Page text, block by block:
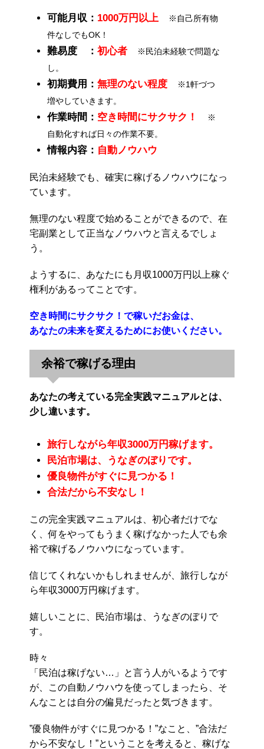
可能月収： 1000万円以上
※自己所有物
件なしでもOK！
難易度 ： 初心者
※民泊未経験で問題な
し。
初期費用： 無理のない程度
※1軒づつ
増やしていきます。
作業時間： 空き時間にサクサク！
※
自動化すれば日々の作業不要。
情報内容： 自動ノウハウ
民泊未経験でも、確実に稼げるノウハウになっ
ています。
無理のない程度で始めることができるので、在
宅副業として正当なノウハウと言えるでしょ
う。
ようするに、あなたにも月収1000万円以上稼ぐ
権利があるってことです。
空き時間にサクサク！で稼いだお金は、
あなたの未来を変えるためにお使いください。
余裕で稼げる理由
あなたの考えている完全実践マニュアルとは、
少し違います。
旅行しながら年収3000万円稼げます。
民泊市場は、うなぎのぼりです。
優良物件がすぐに見つかる！
合法だから不安なし！
この完全実践マニュアルは、初心者だけでな
く、何をやってもうまく稼げなかった人でも余
裕で稼げるノウハウになっています。
信じてくれないかもしれませんが、旅行しなが
ら年収3000万円稼げます。
嬉しいことに、民泊市場は、うなぎのぼりで
す。
時々
「民泊は稼げない…」と言う人がいるようです
が、この自動ノウハウを使ってしまったら、そ
んなことは自分の偏見だったと気づきます。
”優良物件がすぐに見つかる！”なこと、”合法だ
から不安なし！”ということを考えると、稼げな